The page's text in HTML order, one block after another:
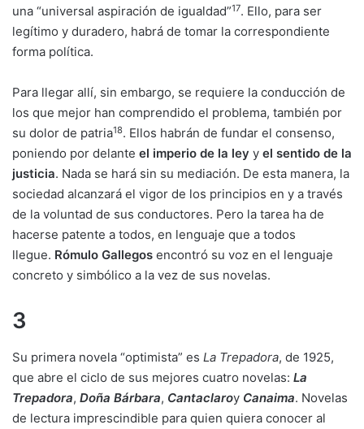
una “universal aspiración de igualdad”17. Ello, para ser
legítimo y duradero, habrá de tomar la correspondiente
forma política.
Para llegar allí, sin embargo, se requiere la conducción de
los que mejor han comprendido el problema, también por
su dolor de patria18. Ellos habrán de fundar el consenso,
poniendo por delante el imperio de la ley y el sentido de la
justicia. Nada se hará sin su mediación. De esta manera, la
sociedad alcanzará el vigor de los principios en y a través
de la voluntad de sus conductores. Pero la tarea ha de
hacerse patente a todos, en lenguaje que a todos
llegue. Rómulo Gallegos encontró su voz en el lenguaje
concreto y simbólico a la vez de sus novelas.
3
Su primera novela “optimista” es La Trepadora, de 1925,
que abre el ciclo de sus mejores cuatro novelas: La
Trepadora, Doña Bárbara, Cantaclaroy Canaima. Novelas
de lectura imprescindible para quien quiera conocer al